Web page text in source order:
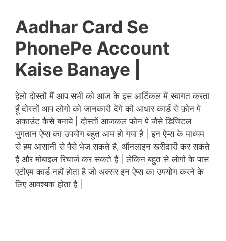
Aadhar Card Se
PhonePe Account
Kaise Banaye |
हेलो दोस्तों मैं आप सभी को आज के इस आर्टिकल में स्वागत करता
हूँ दोस्तों आप लोगो को जानकारी देंगे की आधार कार्ड से फ़ोन पे
अकाउंट कैसे बनाये | दोस्तों आजकल फ़ोन पे जैसे डिजिटल
भुगतान ऐप्स का उपयोग बहुत आम हो गया है | इन ऐप्स के माध्यम
से हम आसानी से पैसे भेज सकते है, ऑनलाइन खरीदारी कर सकते
है और मोबाइल रिचार्ज कर सकते है | लेकिन बहुत से लोगो के पास
एटीएम कार्ड नहीं होता है जो अक्सर इन ऐप्स का उपयोग करने के
लिए आवश्यक होता है |